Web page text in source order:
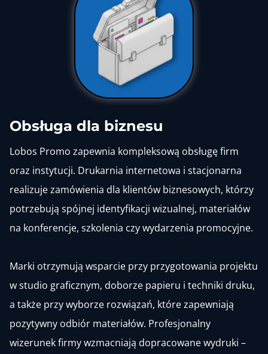
Obsługa dla biznesu
Lobos Promo zapewnia kompleksową obsługę firm
oraz instytucji. Drukarnia internetowa i stacjonarna
realizuje zamówienia dla klientów biznesowych, którzy
potrzebują spójnej identyfikacji wizualnej, materiałów
na konferencje, szkolenia czy wydarzenia promocyjne.
Marki otrzymują wsparcie przy przygotowania projektu
w studio graficznym, doborze papieru i techniki druku,
a także przy wyborze rozwiązań, które zapewniają
pozytywny odbiór materiałów. Profesjonalny
wizerunek firmy wzmacniają dopracowane wydruki –